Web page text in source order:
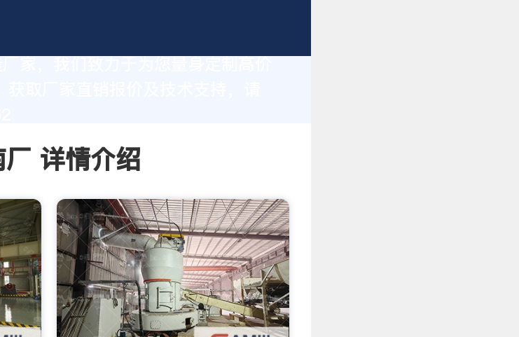
取厂家直销报价及技术支持，请
详情介绍